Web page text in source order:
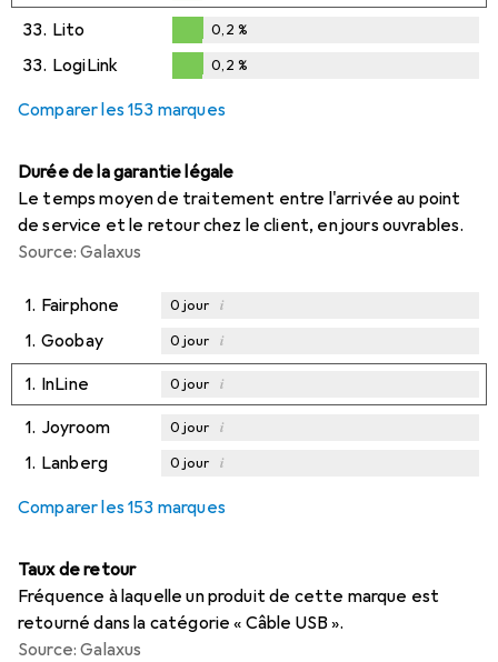
0,2%
33. Lito
0,2%
0,2 %
33. LogiLink 0,2 %
Comparer les 153 marques
Durée de la garantie légale
Le temps moyen de traitement entre l'arrivée au point
de service et le retour chez le client, en jours ouvrables.
Source: Galaxus
1. Fairphone 0 jour i
1. Goobay 0 jour i
1. InLine 0 jour i
1. Joyroom 0 jour i
1. Lanberg 0 jour i
Comparer les 153 marques
Taux de retour
Fréquence à laquelle un produit de cette marque est
retourné dans la catégorie « Câble USB ».
Source: Galaxus